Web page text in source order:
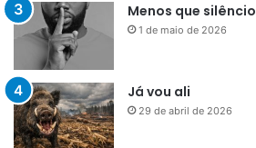
Menos que silêncio
1 de maio de 2026
Já vou ali
29 de abril de 2026